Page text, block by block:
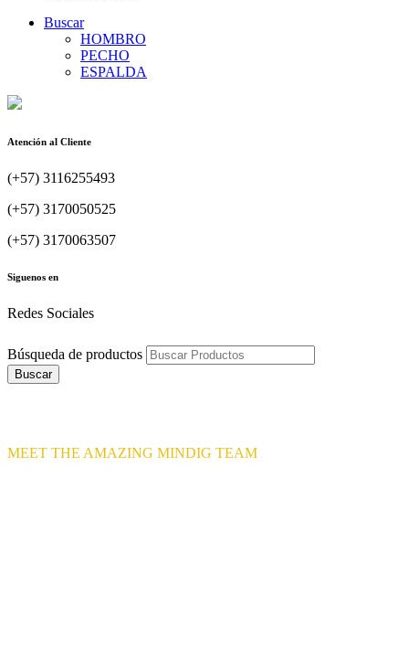
Buscar
HOMBRO
PECHO
ESPALDA
Atención al Cliente
(+57) 3116255493
(+57) 3170050525
(+57) 3170063507
Siguenos en
Redes Sociales
Búsqueda de productos
Buscar
MEET THE AMAZING MINDIG TEAM